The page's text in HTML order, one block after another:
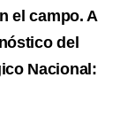
el campo. A
del
Nacional: